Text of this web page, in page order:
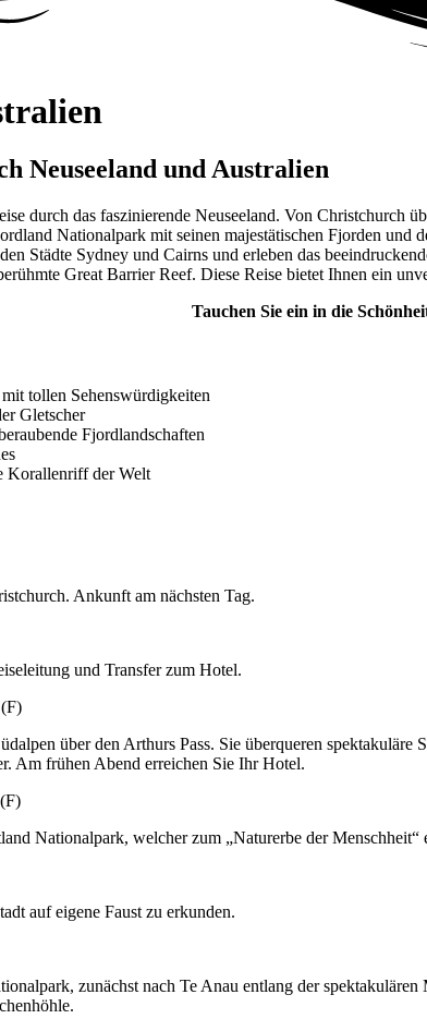
Neuseeland und Australien
durch das faszinierende Neuseeland. Von Christchurch
Nationalpark mit seinen majestätischen Fjorden
Städte Sydney und Cairns und erleben das
Great Barrier Reef. Diese Reise bietet Ihnen ein
Tauchen Sie ein in die
tollen Sehenswürdigkeiten
Gletscher
Fjordlandschaften
Korallenriff der Welt
Ankunft am nächsten Tag.
und Transfer zum Hotel.
über den Arthurs Pass. Sie überqueren
Am frühen Abend erreichen Sie Ihr Hotel.
Nationalpark, welcher zum „Naturerbe der
auf eigene Faust zu erkunden.
zunächst nach Te Anau entlang der